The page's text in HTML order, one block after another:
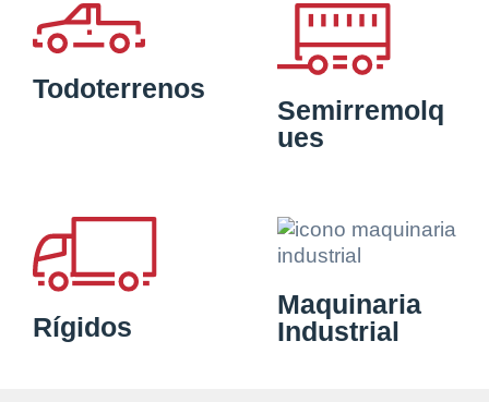
Todoterrenos
Semirremolq
ues
Rígidos
Maquinaria
Industrial